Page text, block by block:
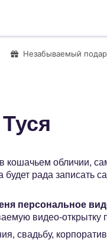
Незабываемый
кошачьем обличии,
будет рада записать
персональное
видео-открытку
свадьбу,